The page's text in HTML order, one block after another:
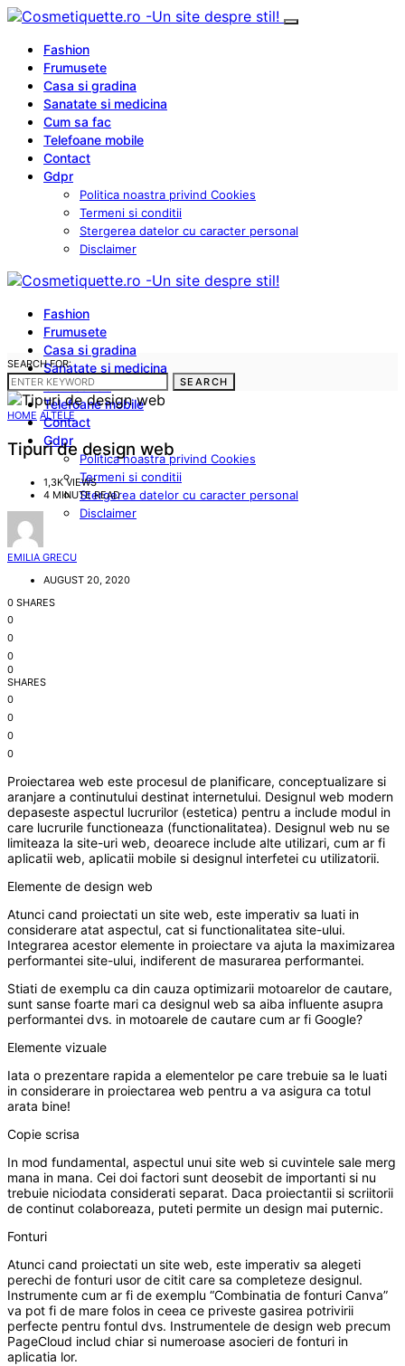
Fashion
Frumusete
Casa si gradina
Sanatate si medicina
Cum sa fac
Telefoane mobile
Contact
Gdpr
Politica noastra privind Cookies
Termeni si conditii
Stergerea datelor cu caracter personal
Disclaimer
Fashion
Frumusete
Casa si gradina
Sanatate si medicina
Cum sa fac
Telefoane mobile
Contact
Gdpr
Politica noastra privind Cookies
Termeni si conditii
Stergerea datelor cu caracter personal
Disclaimer
SEARCH FOR:
SEARCH
HOME ALTELE
Tipuri de design web
1,3K VIEWS
4 MINUTE READ
EMILIA GRECU
AUGUST 20, 2020
0 SHARES
0
0
0
0
SHARES
0
0
0
0
Proiectarea web este procesul de planificare, conceptualizare si
aranjare a continutului destinat internetului. Designul web modern
depaseste aspectul lucrurilor (estetica) pentru a include modul in
care lucrurile functioneaza (functionalitatea). Designul web nu se
limiteaza la site-uri web, deoarece include alte utilizari, cum ar fi
aplicatii web, aplicatii mobile si designul interfetei cu utilizatorii.
Elemente de design web
Atunci cand proiectati un site web, este imperativ sa luati in
considerare atat aspectul, cat si functionalitatea site-ului.
Integrarea acestor elemente in proiectare va ajuta la maximizarea
performantei site-ului, indiferent de masurarea performantei.
Stiati de exemplu ca din cauza optimizarii motoarelor de cautare,
sunt sanse foarte mari ca designul web sa aiba influente asupra
performantei dvs. in motoarele de cautare cum ar fi Google?
Elemente vizuale
Iata o prezentare rapida a elementelor pe care trebuie sa le luati
in considerare in proiectarea web pentru a va asigura ca totul
arata bine!
Copie scrisa
In mod fundamental, aspectul unui site web si cuvintele sale merg
mana in mana. Cei doi factori sunt deosebit de importanti si nu
trebuie niciodata considerati separat. Daca proiectantii si scriitorii
de continut colaboreaza, puteti permite un design mai puternic.
Fonturi
Atunci cand proiectati un site web, este imperativ sa alegeti
perechi de fonturi usor de citit care sa completeze designul.
Instrumente cum ar fi de exemplu “Combinatia de fonturi Canva”
va pot fi de mare folos in ceea ce priveste gasirea potrivirii
perfecte pentru fontul dvs. Instrumentele de design web precum
PageCloud includ chiar si numeroase asocieri de fonturi in
aplicatia lor.